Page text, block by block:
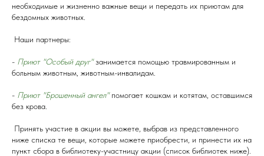
необходимые и жизненно важные вещи и передать их приютам для
бездомных животных.
Наши партнеры:
- Приют "Особый друг" занимается помощью травмированным и
больным животным, животным-инвалидам.
- Приют "Брошенный ангел"помогает кошкам и котятам, оставшимся
без крова.
Принять участие в акции вы можете, выбрав из представленного
ниже списка те вещи, которые можете приобрести, и принести их на
пункт сбора в библиотеку-участницу акции (список библиотек ниже).